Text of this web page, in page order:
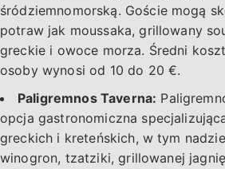
śródziemnomorską. Goście mogą
potraw jak moussaka, grillowany
greckie i owoce morza. Średni
osoby wynosi od 10 do 20 €.
Paligremnos Taverna:
opcja gastronomiczna
greckich i kreteńskich, w tym
winogron, tzatziki, grillowanej